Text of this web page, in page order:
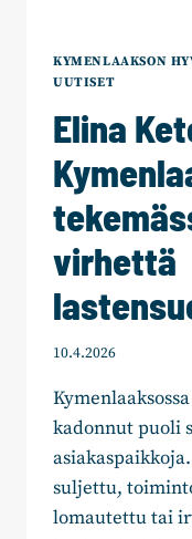
KYMENLAAKSON
UUTISET
Elina
virhettä
10.4.2026
kadonnut puoli
suljettu,
lomautettu tai